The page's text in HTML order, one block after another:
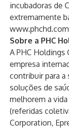
incubadoras de
extremamente
Sobre a PHC
A PHC Holdings
empresa
contribuir para a
soluções de
melhorem a
(referidas
Corporation,